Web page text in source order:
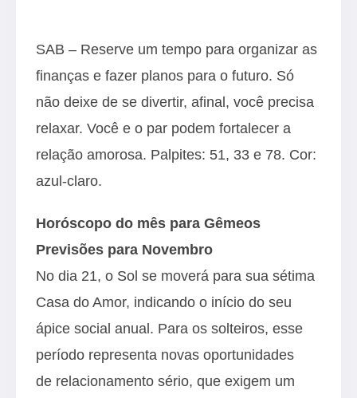
SAB – Reserve um tempo para organizar as
finanças e fazer planos para o futuro. Só
não deixe de se divertir, afinal, você precisa
relaxar. Você e o par podem fortalecer a
relação amorosa. Palpites: 51, 33 e 78. Cor:
azul-claro.
Horóscopo do mês para Gêmeos
Previsões para Novembro
No dia 21, o Sol se moverá para sua sétima
Casa do Amor, indicando o início do seu
ápice social anual. Para os solteiros, esse
período representa novas oportunidades
de relacionamento sério, que exigem um